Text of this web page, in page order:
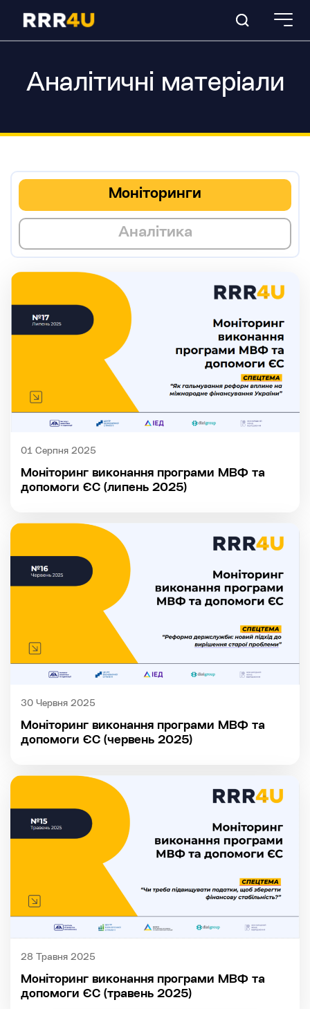
Аналітичні матеріали
Моніторинги
Аналітика
01 Серпня 2025
Моніторинг виконання програми МВФ та
допомоги ЄС (липень 2025)
30 Червня 2025
Моніторинг виконання програми МВФ та
допомоги ЄС (червень 2025)
28 Травня 2025
Моніторинг виконання програми МВФ та
допомоги ЄС (травень 2025)